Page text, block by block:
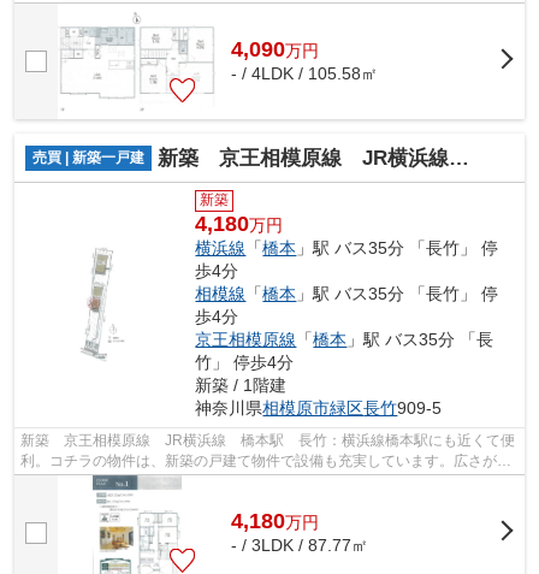
4,090万円
- / 4LDK / 105.58㎡
売買 | 新築一戸建 新築 京王相模原線 JR横浜線 橋本駅 長竹
新築
4,180万円
横浜線 「橋本 」駅 バス35分 「長竹」 停
歩4分
相模線 「橋本 」駅 バス35分 「長竹」 停
歩4分
京王相模原線 「橋本 」駅 バス35分 「長
竹」 停歩4分
新築 / 1階建
神奈川県相模原市緑区長竹909-5
新築 京王相模原線 JR横浜線 橋本駅 長竹：横浜線橋本駅にも近くて便
利。コチラの物件は、新築の戸建て物件で設備も充実しています。広さが50
坪以上の土地です。
4,180万円
- / 3LDK / 87.77㎡